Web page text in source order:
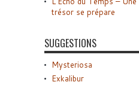
trésor se prépare
SUGGESTIONS
Mysteriosa
Exkalibur